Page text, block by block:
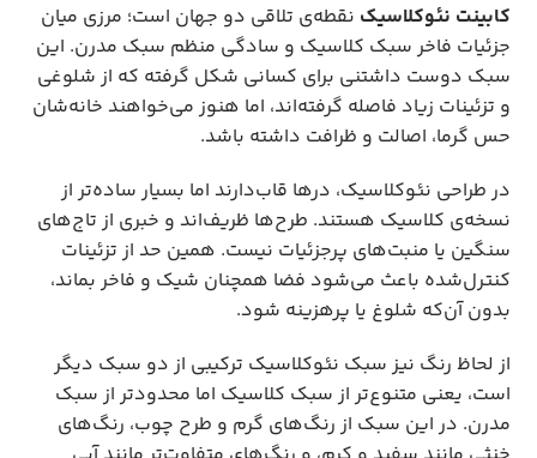
کابینت نئوکلاسیک نقطه‌ی تلاقی دو جهان است؛ مرزی میان
جزئیات فاخر سبک کلاسیک و سادگی منظم سبک مدرن. این
سبک دوست داشتنی برای کسانی شکل گرفته که از شلوغی
و تزئینات زیاد فاصله گرفته‌اند، اما هنوز می‌خواهند خانه‌شان
حس گرما، اصالت و ظرافت داشته باشد.
در طراحی نئوکلاسیک، درها قاب‌دارند اما بسیار ساده‌تر از
نسخه‌ی کلاسیک هستند. طرح‌ها ظریف‌اند و خبری از تاج‌های
سنگین یا منبت‌های پرجزئیات نیست. همین حد از تزئینات
کنترل‌شده باعث می‌شود فضا همچنان شیک و فاخر بماند،
بدون آن‌که شلوغ یا پرهزینه شود.
از لحاظ رنگ نیز سبک نئوکلاسیک ترکیبی از دو سبک دیگر
است، یعنی متنوع‌تر از سبک کلاسیک اما محدود‌تر از سبک
مدرن. در این سبک از رنگ‌های گرم و طرح چوب، رنگ‌های